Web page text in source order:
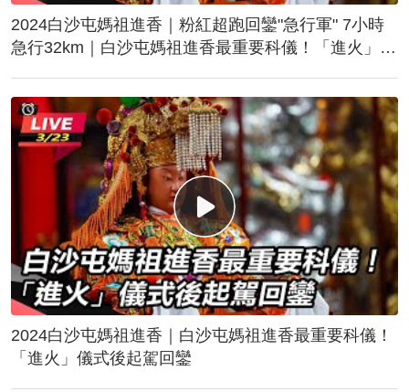
2024白沙屯媽祖進香｜粉紅超跑回鑾"急行軍" 7小時
急行32km｜白沙屯媽祖進香最重要科儀！「進火」儀
2024白沙屯媽祖進香｜白沙屯媽祖進香最重要科儀！
「進火」儀式後起駕回鑾